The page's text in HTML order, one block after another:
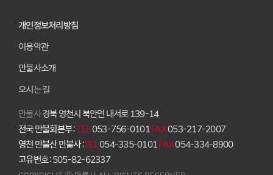
개인정보처리방침
이용약관
만불사소개
오시는 길
만불사경북 영천시 북안면 내서로 139-14
전국 만불회본부 :TEL053-756-0101FAX053-217-2007
영천 만불산 만불사 :TEL054-335-0101FAX054-334-8900
고유번호 :505-82-62337